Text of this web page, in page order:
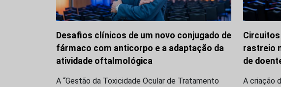
Desafios clínicos de um novo conjugado de
fármaco com anticorpo e a adaptação da
atividade oftalmológica
A “Gestão da Toxicidade Ocular de Tratamento
rastreio
de
A criação